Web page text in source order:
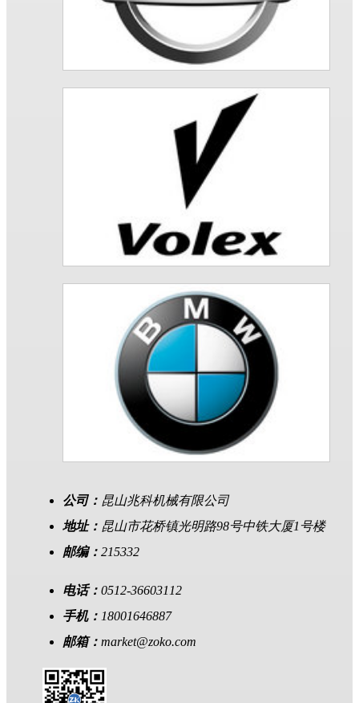
公司： 昆山兆科机械有限公司
地址： 昆山市花桥镇光明路98号中铁大厦1号楼
邮编： 215332
电话： 0512-36603112
手机： 18001646887
邮箱： market@zoko.com